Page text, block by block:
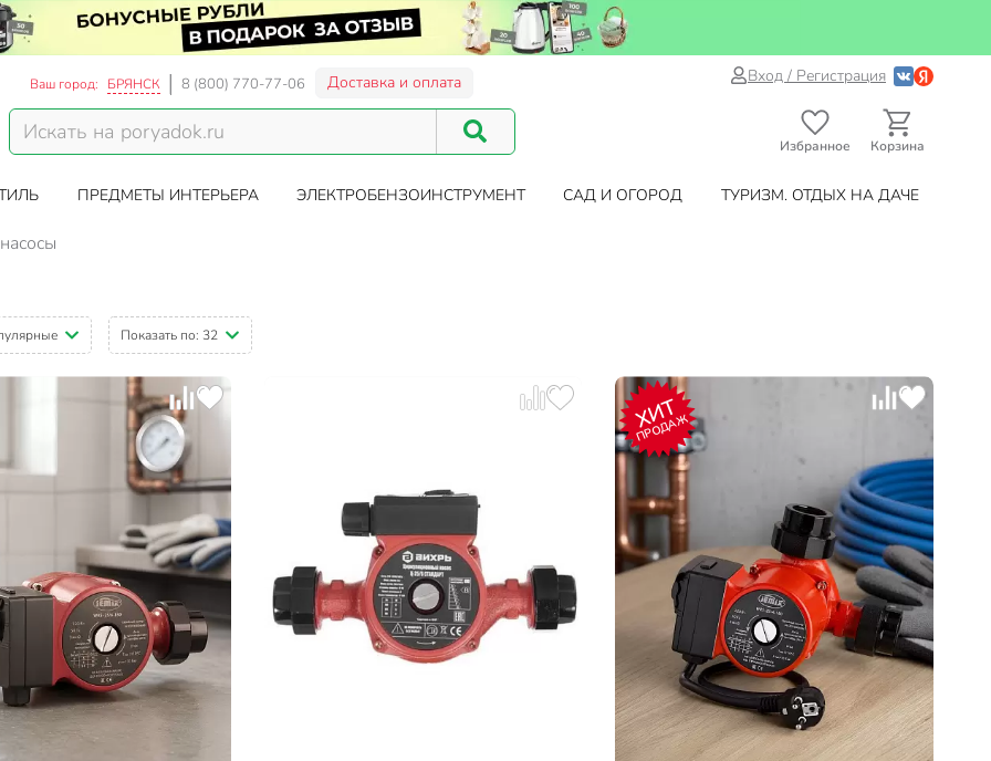
Ваш город: БРЯНСК 8 (800) 770-77-06 Доставка и оплата Вход / Регистрация
Избранное Корзина
ПРЕДМЕТЫ ИНТЕРЬЕРА ЭЛЕКТРОБЕНЗОИНСТРУМЕНТ САД И ОГОРОД ТУРИЗМ. ОТДЫХ НА ДАЧЕ
Показать по: 32
ХИТ
ПРОДАЖ